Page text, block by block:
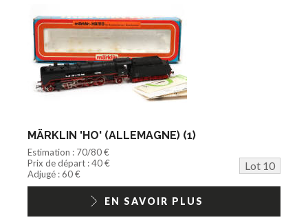
MÄRKLIN 'HO' (ALLEMAGNE) (1)
Estimation : 70/80 €
Prix de départ : 40 €
Lot 10
Adjugé : 60 €
EN SAVOIR PLUS